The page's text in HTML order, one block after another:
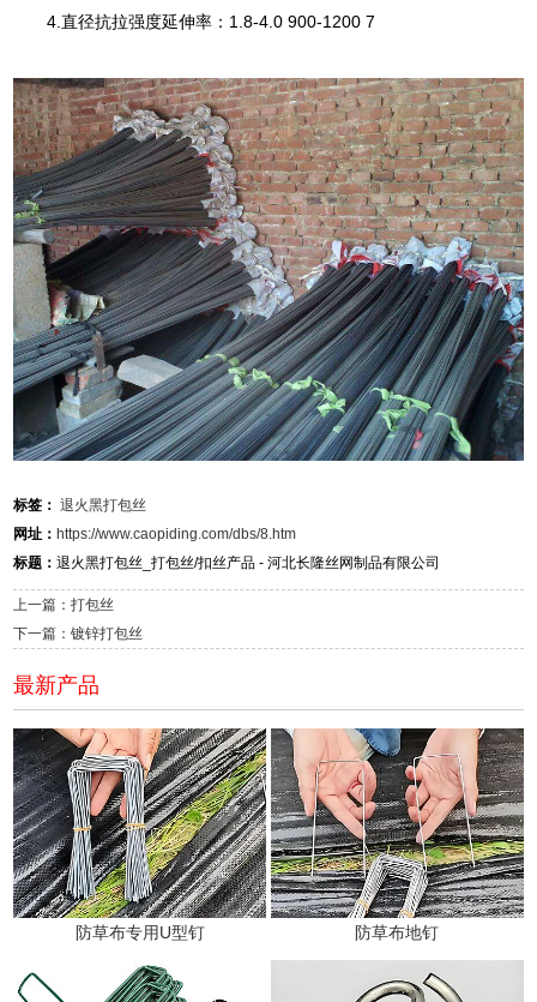
4.直径抗拉强度延伸率：1.8-4.0 900-1200 7
标签： 退火黑打包丝
网址：https://www.caopiding.com/dbs/8.htm
标题：退火黑打包丝_打包丝/扣丝产品 - 河北长隆丝网制品有限公司
上一篇：打包丝
下一篇：镀锌打包丝
最新产品
防草布专用U型钉 防草布地钉